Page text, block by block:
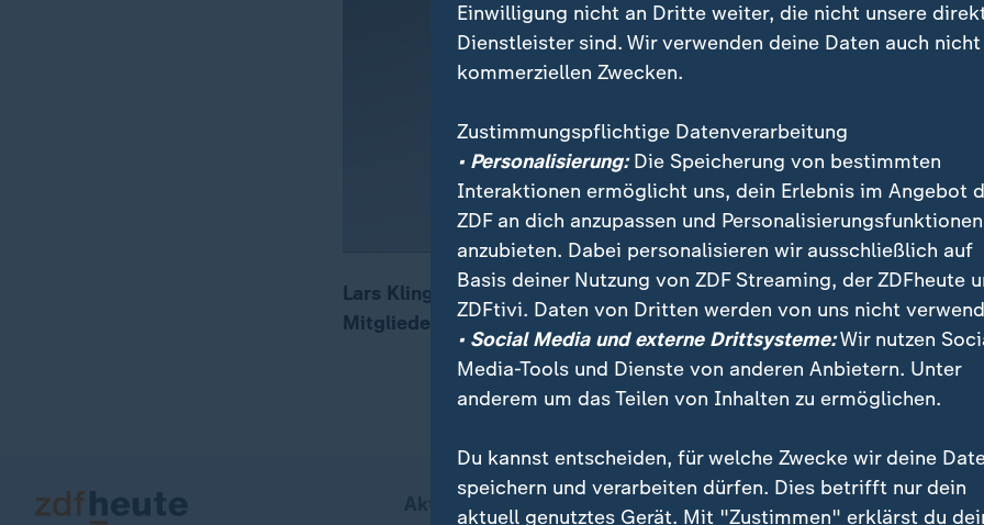
Lars Klingbeil (SPD) hält auf der 80. Bankwirtschaftlichen Tagung
Mitgliederversammlung des BVR 2025 unter dem Motto
Aktuell bei ZDFheute ZDFheute Update
Einwilligung nicht an Dritte weiter, die nicht unsere
Dienstleister sind. Wir verwenden deine Daten auch nicht
kommerziellen Zwecken.
Zustimmungspflichtige Datenverarbeitung
• Personalisierung:Die Speicherung von bestimmten
Interaktionen ermöglicht uns, dein Erlebnis im Angebot
ZDF an dich anzupassen und Personalisierungsfunktionen
anzubieten. Dabei personalisieren wir ausschließlich auf
Basis deiner Nutzung von ZDF Streaming, der ZDFheute
ZDFtivi. Daten von Dritten werden von uns nicht
• Social Media und externe Drittsysteme:Wir nutzen
Media-Tools und Dienste von anderen Anbietern. Unter
anderem um das Teilen von Inhalten zu ermöglichen.
Du kannst entscheiden, für welche Zwecke wir deine
speichern und verarbeiten dürfen. Dies betrifft nur dein
aktuell genutztes Gerät. Mit "Zustimmen" erklärst du